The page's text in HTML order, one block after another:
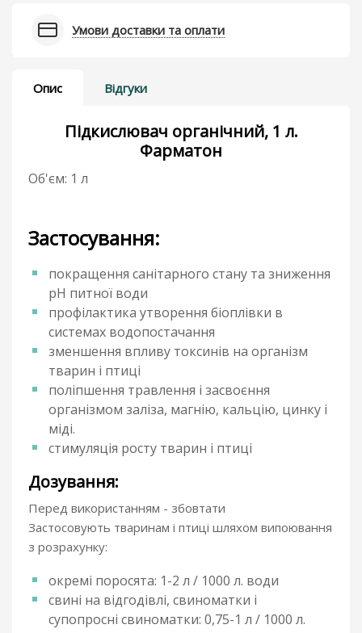
Умови доставки та оплати
Опис Відгуки
Підкислювач органічний, 1 л.
Фарматон
Об'єм: 1 л
Застосування:
покращення санітарного стану та зниження
pH питної води
профілактика утворення біоплівки в
системах водопостачання
зменшення впливу токсинів на організм
тварин і птиці
поліпшення травлення і засвоєння
організмом заліза, магнію, кальцію, цинку і
міді.
стимуляція росту тварин і птиці
Дозування:
Перед використанням - збовтати
Застосовують тваринам і птиці шляхом випоювання
з розрахунку:
окремі поросята: 1-2 л / 1000 л. води
свині на відгодівлі, свиноматки і
супопросні свиноматки: 0,75-1 л / 1000 л.